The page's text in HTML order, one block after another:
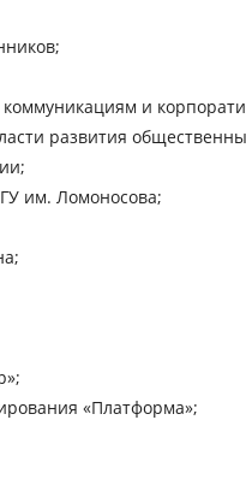
коммуникациям и
развития
им. Ломоносова;
«Платформа»;